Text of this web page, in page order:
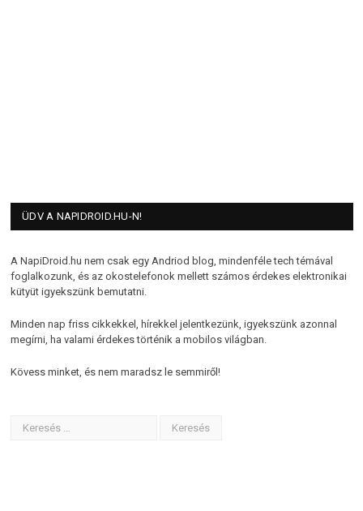
ÜDV A NAPIDROID.HU-N!
A NapiDroid.hu nem csak egy Andriod blog, mindenféle tech témával
foglalkozunk, és az okostelefonok mellett számos érdekes elektronikai
kütyüt igyekszünk bemutatni.
Minden nap friss cikkekkel, hírekkel jelentkezünk, igyekszünk azonnal
megírni, ha valami érdekes történik a mobilos világban.
Kövess minket, és nem maradsz le semmiről!